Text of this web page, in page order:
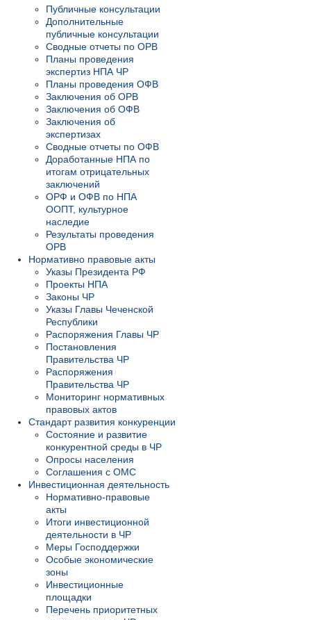
Публичные консультации
Дополнительные
публичные консультации
Сводные отчеты по ОРВ
Планы проведения
экспертиз НПА ЧР
Планы проведения ОФВ
Заключения об ОРВ
Заключения об ОФВ
Заключения об
экспертизах
Сводные отчеты по ОФВ
Доработанные НПА по
итогам отрицательных
заключений
ОРФ и ОФВ по НПА
ООПТ, культурное
наследие
Результаты проведения
ОРВ
Нормативно правовые акты
Указы Президента РФ
Проекты НПА
Законы ЧР
Указы Главы Чеченской
Республики
Распоряжения Главы ЧР
Постановления
Правительства ЧР
Распоряжения
Правительства ЧР
Мониторинг нормативных
правовых актов
Стандарт развития конкуренции
Состояние и развитие
конкурентной среды в ЧР
Опросы населения
Соглашения с ОМС
Инвестиционная деятельность
Нормативно-правовые
акты
Итоги инвестиционной
деятельности в ЧР
Меры Господдержки
Особые экономические
зоны
Инвестиционные
площадки
Перечень приоритетных